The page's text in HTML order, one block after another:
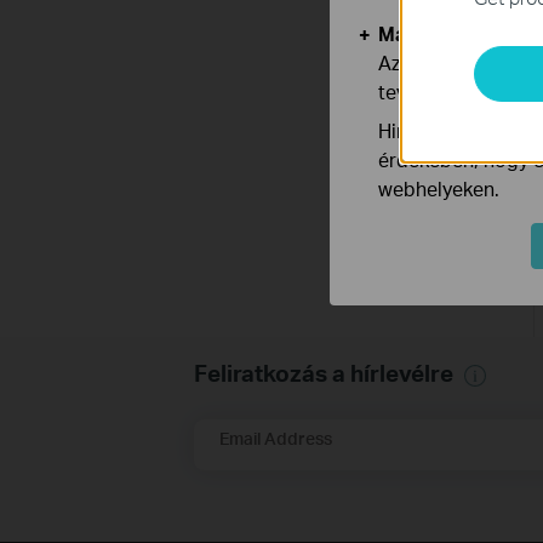
Feliratkozás a hírlevélre
Email Address
Marketing és
Az elemző cookie
tevékenységeit,
Hirdetési
érdekében, hogy
webhelyeken.